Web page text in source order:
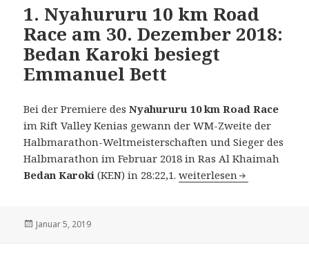
1. Nyahururu 10 km Road
Race am 30. Dezember 2018:
Bedan Karoki besiegt
Emmanuel Bett
Bei der Premiere desNyahururu 10 km Road Race
im Rift Valley Kenias gewann der WM-Zweite der
Halbmarathon-Weltmeisterschaften und Sieger des
Halbmarathon im Februar 2018 in Ras Al Khaimah
Bedan Karoki (KEN) in 28:22,1.1. Nyahururu 10 km
weiterlesen
Veröffentlicht
Januar 5, 2019